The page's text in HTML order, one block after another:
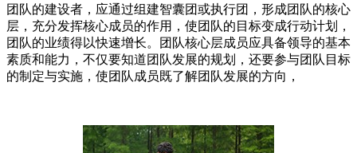
团队的建设者，应通过组建智囊团或执行团，形成团队的核心
层，充分发挥核心成员的作用，使团队的目标变成行动计划，
团队的业绩得以快速增长。团队核心层成员应具备领导的基本
素质和能力，不仅要知道团队发展的规划，还要参与团队目标
的制定与实施，使团队成员既了解团队发展的方向，